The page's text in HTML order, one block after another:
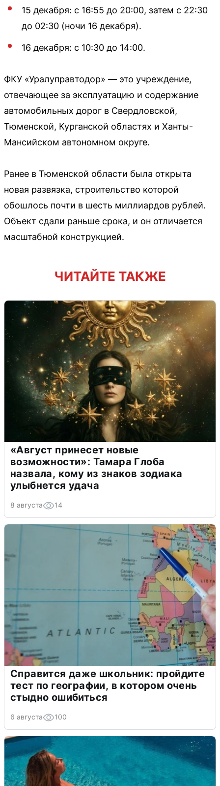
15 декабря: с 16:55 до 20:00, затем с 22:30
до 02:30 (ночи 16 декабря).
16 декабря: с 10:30 до 14:00.
ФКУ «Уралуправтодор» — это учреждение,
отвечающее за эксплуатацию и содержание
автомобильных дорог в Свердловской,
Тюменской, Курганской областях и Ханты-
Мансийском автономном округе.
Ранее в Тюменской области была открыта
новая развязка, строительство которой
обошлось почти в шесть миллиардов рублей.
Объект сдали раньше срока, и он отличается
масштабной конструкцией.
ЧИТАЙТЕ ТАКЖЕ
«Август принесет новые
возможности»: Тамара Глоба
назвала, кому из знаков зодиака
улыбнется удача
8 августа 14
Справится даже школьник: пройдите
тест по географии, в котором очень
стыдно ошибиться
6 августа 100